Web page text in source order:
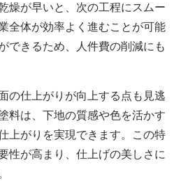
燥が早いと、次の工程にスムー
全体が効率よく進むことが可能
できるため、人件費の削減にも
の仕上がりが向上する点も見逃
料は、下地の質感や色を活かす
上がりを実現できます。この特
性が高まり、仕上げの美しさに